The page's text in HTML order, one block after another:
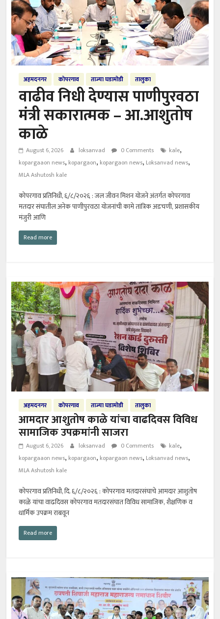
अहमदनगर कोपरगाव ताज्या घडामोडी तालुका
वाढीव निधी देण्यास पाणीपुरवठा
मंत्री सकारात्मक – आ.आशुतोष
काळे
August 6, 2026 loksanvad 0 Comments kale,
kopargaaon news, kopargaon, kopargaon news, Loksanvad news,
MLA Ashutosh kale
कोपरगाव प्रतिनिधी, ६/८/२०२६ : जल जीवन मिशन योजने अंतर्गत कोपरगाव
मतदार संघातील अनेक पाणीपुरवठा योजनांची कामे तांत्रिक अडचणी, प्रशासकीय
मंजुरी आणि
Read more
अहमदनगर कोपरगाव ताज्या घडामोडी तालुका
आमदार आशुतोष काळे यांचा वाढदिवस विविध
सामाजिक उपक्रमांनी साजरा
August 6, 2026 loksanvad 0 Comments kale,
kopargaaon news, kopargaon, kopargaon news, Loksanvad news,
MLA Ashutosh kale
कोपरगाव प्रतिनिधी, दि. ६/८/२०२६ : कोपरगाव मतदारसंघाचे आमदार आशुतोष
काळे यांचा वाढदिवस कोपरगाव मतदारसंघात विविध सामाजिक, शैक्षणिक व
धार्मिक उपक्रम राबवून
Read more